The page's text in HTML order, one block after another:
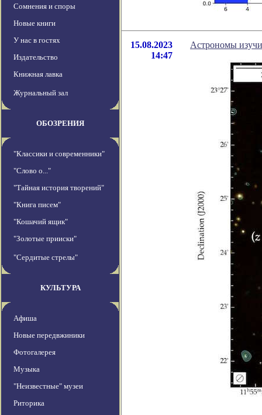
Сомнения и споры
Новые книги
У нас в гостях
Издательство
Книжная лавка
Журнальный зал
ОБОЗРЕНИЯ
"Классики и современники"
"Слово о..."
"Тайная история творений"
"Книга писем"
"Кошачий ящик"
"Золотые прииски"
"Сердитые стрелы"
КУЛЬТУРА
Афиша
Новые передвжиники
Фотогалерея
Музыка
"Неизвестные" музеи
Риторика
15.08.2023
14:47
Астрономы